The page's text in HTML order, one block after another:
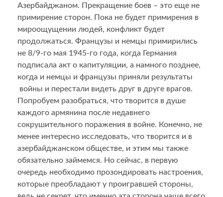
Азербайджаном. Прекращение боев – это еще не
примирение сторон. Пока не будет примирения в
мироощущении людей, конфликт будет
продолжаться. Французы и немцы примирились
не 8/9-го мая 1945-го года, когда Германия
подписала акт о капитуляции, а намного позднее,
когда и немцы и французы приняли результаты
войны и перестали видеть друг в друге врагов.
Попробуем разобраться, что творится в душе
каждого армянина после недавнего
сокрушительного поражения в войне. Конечно, не
менее интересно исследовать, что творится и в
азербайджанском обществе, и этим мы также
обязательно займемся. Но сейчас, в первую
очередь необходимо прозондировать настроения,
которые преобладают у проигравшей стороны,